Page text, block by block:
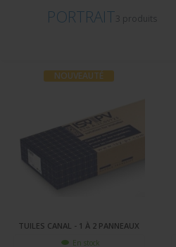
PORTRAIT3 produits
NOUVEAUTÉ
TUILES CANAL - 1 À 2 PANNEAUX
En stock